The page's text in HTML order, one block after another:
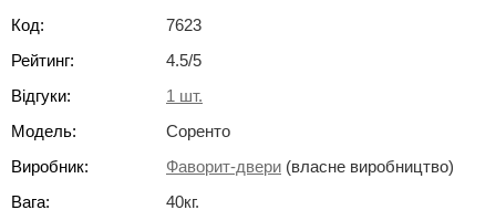
Код:
7623
Рейтинг:
4.5/5
Відгуки:
1 шт.
Модель:
Соренто
Виробник:
Фаворит-двери (власне виробництво)
Вага:
40кг.